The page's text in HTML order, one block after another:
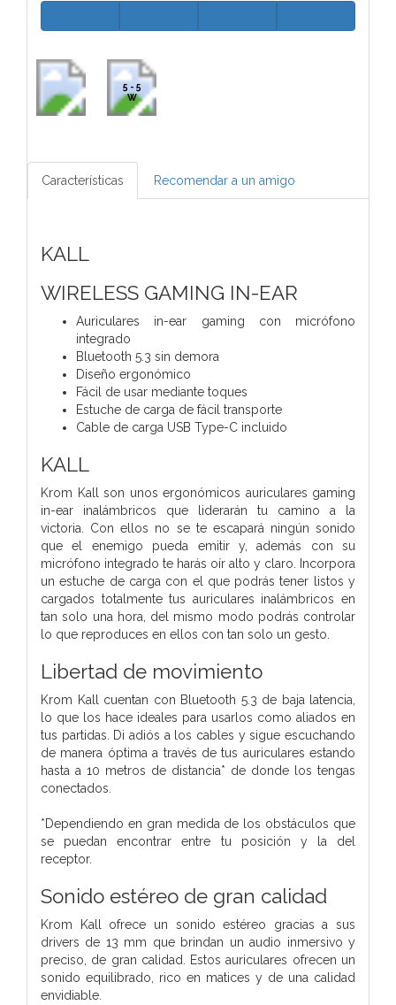
5 - 5
W
Características Recomendar a un amigo
KALL
WIRELESS GAMING IN-EAR
Auriculares in-ear gaming con micrófono
integrado
Bluetooth 5.3 sin demora
Diseño ergonómico
Fácil de usar mediante toques
Estuche de carga de fácil transporte
Cable de carga USB Type-C incluido
KALL
Krom Kall son unos ergonómicos auriculares gaming
in-ear inalámbricos que liderarán tu camino a la
victoria. Con ellos no se te escapará ningún sonido
que el enemigo pueda emitir y, además con su
micrófono integrado te harás oír alto y claro. Incorpora
un estuche de carga con el que podrás tener listos y
cargados totalmente tus auriculares inalámbricos en
tan solo una hora, del mismo modo podrás controlar
lo que reproduces en ellos con tan solo un gesto.
Libertad de movimiento
Krom Kall cuentan con Bluetooth 5.3 de baja latencia,
lo que los hace ideales para usarlos como aliados en
tus partidas. Di adiós a los cables y sigue escuchando
de manera óptima a través de tus auriculares estando
hasta a 10 metros de distancia* de donde los tengas
conectados.
*Dependiendo en gran medida de los obstáculos que
se puedan encontrar entre tu posición y la del
receptor.
Sonido estéreo de gran calidad
Krom Kall ofrece un sonido estéreo gracias a sus
drivers de 13 mm que brindan un audio inmersivo y
preciso, de gran calidad. Estos auriculares ofrecen un
sonido equilibrado, rico en matices y de una calidad
envidiable.